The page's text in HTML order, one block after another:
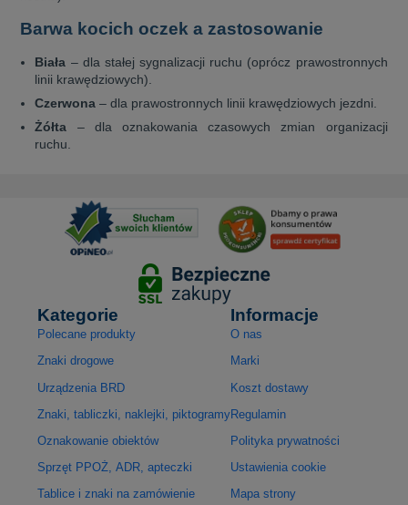
Barwa kocich oczek a zastosowanie
Biała – dla stałej sygnalizacji ruchu (oprócz prawostronnych
linii krawędziowych).
Czerwona – dla prawostronnych linii krawędziowych jezdni.
Żółta – dla oznakowania czasowych zmian organizacji
ruchu.
Kategorie
Polecane produkty
Znaki drogowe
Urządzenia BRD
Znaki, tabliczki, naklejki, piktogramy
Oznakowanie obiektów
Sprzęt PPOŻ, ADR, apteczki
Tablice i znaki na zamówienie
Informacje
O nas
Marki
Koszt dostawy
Regulamin
Polityka prywatności
Ustawienia cookie
Mapa strony